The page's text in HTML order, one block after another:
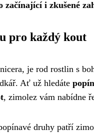
začínající i zkušené
pro každý kout
je rod rostlin s
Ať už hledáte
, zimolez vám nabídne
druhy patří